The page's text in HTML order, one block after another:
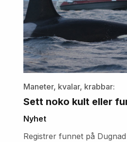
Maneter, kvalar, krabbar:
Sett noko kult eller
Nyhet
Registrer funnet på